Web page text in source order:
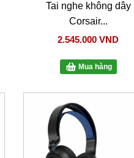
Tai nghe không dây
Corsair...
2.545.000 VND
Mua hàng